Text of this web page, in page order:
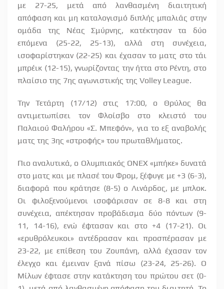
με 27-25, μετά από λανθασμένη διαιτητική
απόφαση και μη καταλογισμό διπλής μπαλιάς στην
ομάδα της Νέας Σμύρνης, κατέκτησαν τα δύο
επόμενα (25-22, 25-13), αλλά στη συνέχεια,
ισοφαρίστηκαν (22-25) και έχασαν το ματς στο τάι
μπρέικ (12-15), γνωρίζοντας την ήττα στο Ρέντη, στο
πλαίσιο της 7ης αγωνιστικής της Volley League.
Την Τετάρτη (17/12) στις 17:00, ο Θρύλος θα
αντιμετωπίσει τον Φλοίσβο στο κλειστό του
Παλαιού Φαλήρου «Σ. Μπεφόν», για το εξ αναβολής
ματς της 3ης «στροφής» του πρωταθλήματος.
Πιο αναλυτικά, ο Ολυμπιακός ΟΝΕΧ «μπήκε» δυνατά
στο ματς και με πλασέ του Φρομ, ξέφυγε με +3 (6-3),
διαφορά που κράτησε (8-5) ο Λινάρδος, με μπλοκ.
Οι φιλοξενούμενοι ισοφάρισαν σε 8-8 και στη
συνέχεια, απέκτησαν προβάδισμα δύο πόντων (9-
11, 14-16), ενώ έφτασαν και στο +4 (17-21). Οι
«ερυθρόλευκοι» αντέδρασαν και προσπέρασαν με
23-22, με επίθεση του Ζουπάνη, αλλά έχασαν τον
έλεγχο και έμειναν ξανά πίσω (23-24, 25-26). Ο
Μίλων έφτασε στην κατάκτηση του πρώτου σετ (0-